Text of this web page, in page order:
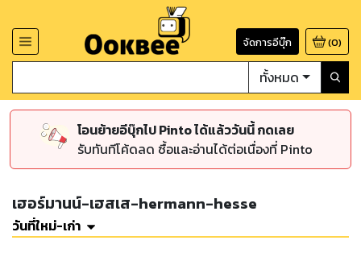
จัดการอีบุ๊ก (0)
ทั้งหมด
โอนย้ายอีบุ๊กไป Pinto ได้แล้ววันนี้ กดเลย
รับทันทีโค้ดลด ซื้อและอ่านได้ต่อเนื่องที่ Pinto
เฮอร์มานน์-เฮสเส-hermann-hesse
วันที่ใหม่-เก่า